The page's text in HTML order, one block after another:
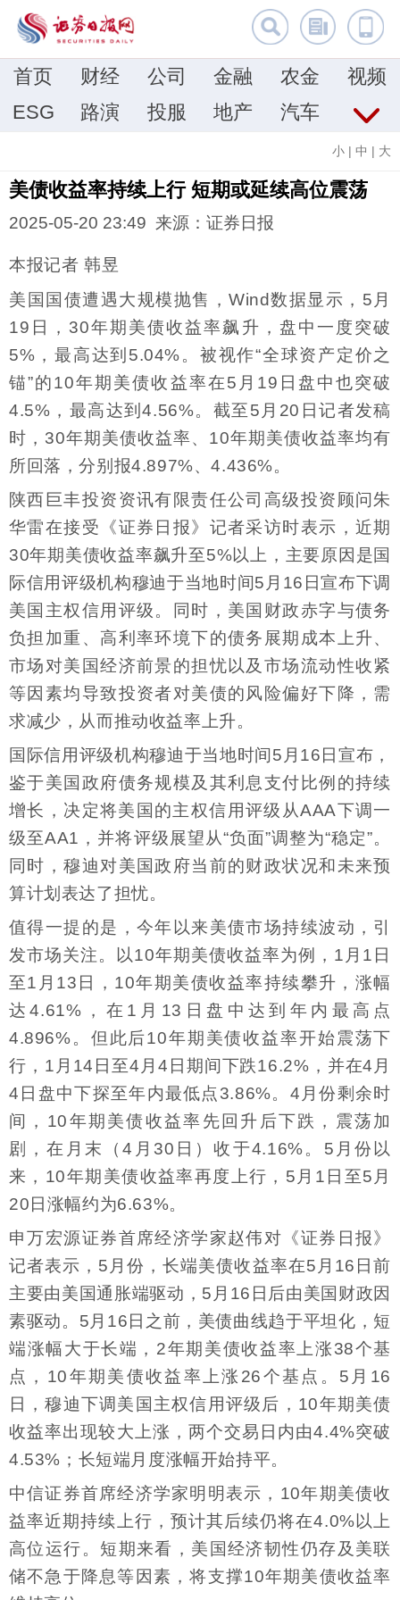
首页 财经 公司 金融 农金
视频
ESG
路演 投服 地产 汽车
小 | 中 | 大
美债收益率持续上行 短期或延续高位震荡
2025-05-20 23:49 来源：证券日报
本报记者 韩昱
美国国债遭遇大规模抛售，Wind数据显示，5月
19日，30年期美债收益率飙升，盘中一度突破
5%，最高达到5.04%。被视作“全球资产定价之
锚”的10年期美债收益率在5月19日盘中也突破
4.5%，最高达到4.56%。截至5月20日记者发稿
时，30年期美债收益率、10年期美债收益率均有
所回落，分别报4.897%、4.436%。
陕西巨丰投资资讯有限责任公司高级投资顾问朱
华雷在接受《证券日报》记者采访时表示，近期
30年期美债收益率飙升至5%以上，主要原因是国
际信用评级机构穆迪于当地时间5月16日宣布下调
美国主权信用评级。同时，美国财政赤字与债务
负担加重、高利率环境下的债务展期成本上升、
市场对美国经济前景的担忧以及市场流动性收紧
等因素均导致投资者对美债的风险偏好下降，需
求减少，从而推动收益率上升。
国际信用评级机构穆迪于当地时间5月16日宣布，
鉴于美国政府债务规模及其利息支付比例的持续
增长，决定将美国的主权信用评级从AAA下调一
级至AA1，并将评级展望从“负面”调整为“稳定”。
同时，穆迪对美国政府当前的财政状况和未来预
算计划表达了担忧。
值得一提的是，今年以来美债市场持续波动，引
发市场关注。以10年期美债收益率为例，1月1日
至1月13日，10年期美债收益率持续攀升，涨幅
达4.61%，在1月13日盘中达到年内最高点
4.896%。但此后10年期美债收益率开始震荡下
行，1月14日至4月4日期间下跌16.2%，并在4月
4日盘中下探至年内最低点3.86%。4月份剩余时
间，10年期美债收益率先回升后下跌，震荡加
剧，在月末（4月30日）收于4.16%。5月份以
来，10年期美债收益率再度上行，5月1日至5月
20日涨幅约为6.63%。
申万宏源证券首席经济学家赵伟对《证券日报》
记者表示，5月份，长端美债收益率在5月16日前
主要由美国通胀端驱动，5月16日后由美国财政因
素驱动。5月16日之前，美债曲线趋于平坦化，短
端涨幅大于长端，2年期美债收益率上涨38个基
点，10年期美债收益率上涨26个基点。5月16
日，穆迪下调美国主权信用评级后，10年期美债
收益率出现较大上涨，两个交易日内由4.4%突破
4.53%；长短端月度涨幅开始持平。
中信证券首席经济学家明明表示，10年期美债收
益率近期持续上行，预计其后续仍将在4.0%以上
高位运行。短期来看，美国经济韧性仍存及美联
储不急于降息等因素，将支撑10年期美债收益率